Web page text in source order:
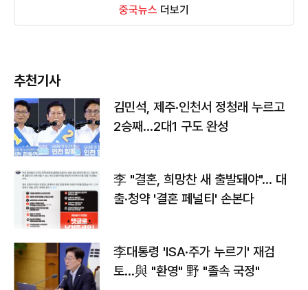
중국뉴스 더보기
추천기사
김민석, 제주·인천서 정청래 누르고
2승째…2대1 구도 완성
李 "결혼, 희망찬 새 출발돼야"… 대
출·청약 '결혼 페널티' 손본다
李대통령 'ISA·주가 누르기' 재검
토…與 "환영" 野 "졸속 국정"